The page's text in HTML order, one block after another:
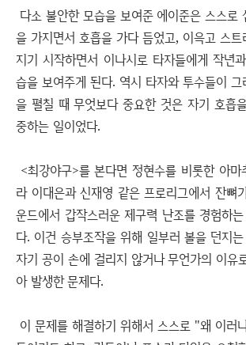
다소 불안한 모습을 보여준 에이준은 스스로
을 가지면서 호흡을 가다 듬었고, 이윽고 스
지기 시작하면서 이나시로 타자들에게 작년
습을 보여주게 된다. 역시 타자와 투수들이
을 펼칠 때 무엇보다 중요한 것은 자기 호흡
중하는 일이었다.
<최강야구>를 본다면 정현수를 비롯한 아마
라 이대은과 신재영 같은 프로리그에서 잔뼈
운드에서 갑작스러운 제구력 난조를 경험하
다. 이건 승부조작을 위해 일부러 볼을 던지
자기 공이 손에 걸리지 않거나 무언가의 이유
아 발생한 문제다.
이 문제를 해결하기 위해서 스스로 "왜 이러